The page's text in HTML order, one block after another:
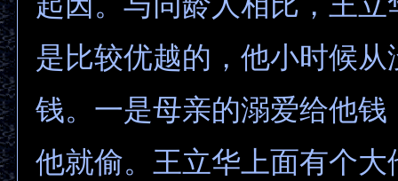
是比较优越的，他小时候从
钱。一是母亲的溺爱给他钱
他就偷。王立华上面有个大